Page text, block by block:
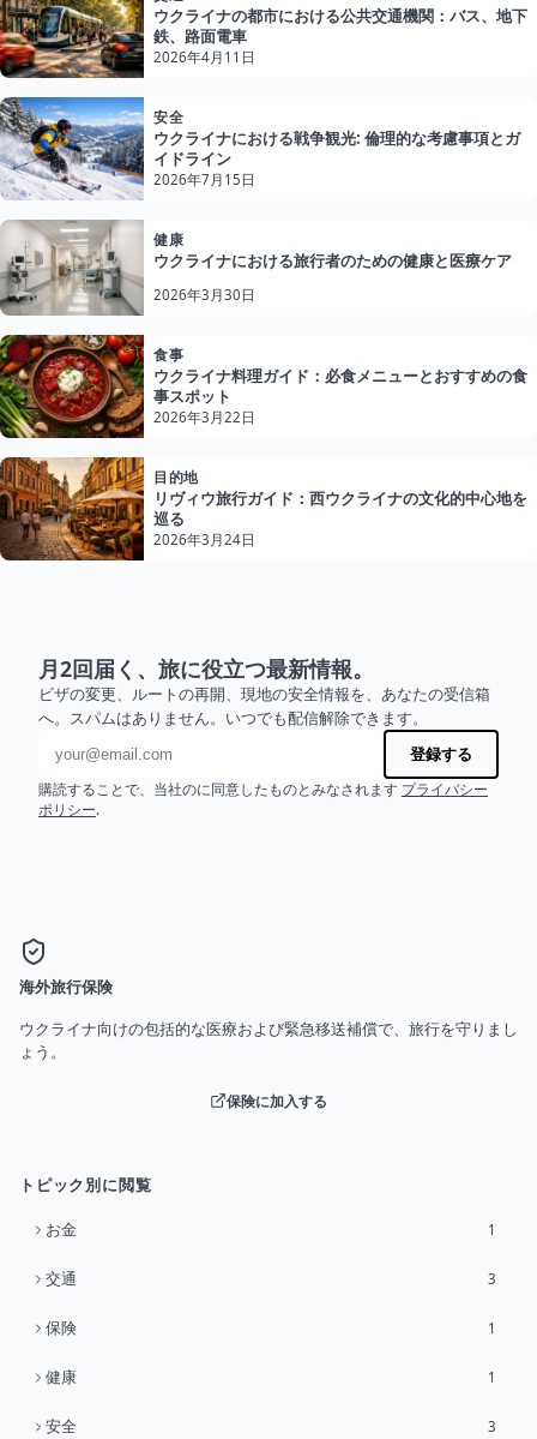
ウクライナの都市における公共交通機関：バス、地下
鉄、路面電車
2026年4月11日
安全
ウクライナにおける戦争観光: 倫理的な考慮事項とガ
イドライン
2026年7月15日
健康
ウクライナにおける旅行者のための健康と医療ケア
2026年3月30日
食事
ウクライナ料理ガイド：必食メニューとおすすめの食
事スポット
2026年3月22日
目的地
リヴィウ旅行ガイド：西ウクライナの文化的中心地を
巡る
2026年3月24日
月2回届く、旅に役立つ最新情報。
ビザの変更、ルートの再開、現地の安全情報を、あなたの受信箱
へ。スパムはありません。いつでも配信解除できます。
メールアドレス
登録する
購読することで、当社のに同意したものとみなされます プライバシー
ポリシー.
海外旅行保険
ウクライナ向けの包括的な医療および緊急移送補償で、旅行を守りまし
ょう。
保険に加入する
トピック別に閲覧
お金 1
交通 3
保険 1
健康 1
安全 3